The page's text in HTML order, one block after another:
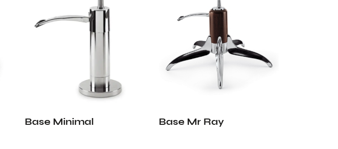
Base Minimal Base Mr Ray